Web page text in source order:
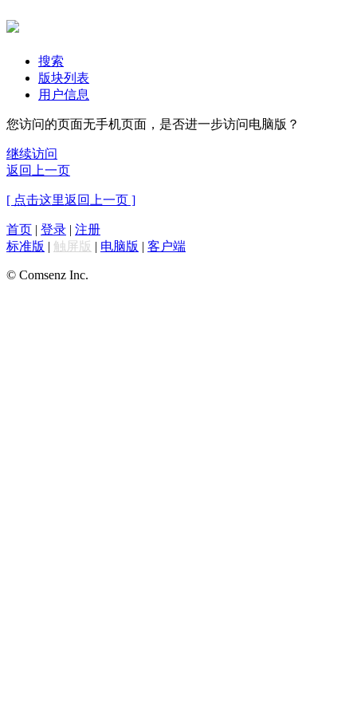
搜索
版块列表
用户信息
您访问的页面无手机页面，是否进一步访问电脑版？
继续访问
返回上一页
[ 点击这里返回上一页 ]
首页 | 登录 | 注册
标准版 | 触屏版 | 电脑版 | 客户端
© Comsenz Inc.